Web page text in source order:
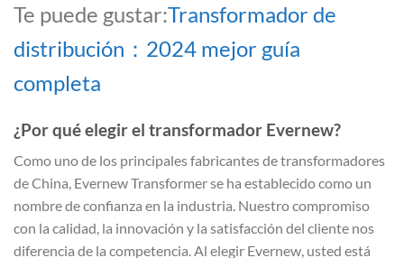
Te puede gustar:Transformador de
distribución：2024 mejor guía
completa
¿Por qué elegir el transformador Evernew?
Como uno de los principales fabricantes de transformadores
de China, Evernew Transformer se ha establecido como un
nombre de confianza en la industria. Nuestro compromiso
con la calidad, la innovación y la satisfacción del cliente nos
diferencia de la competencia. Al elegir Evernew, usted está